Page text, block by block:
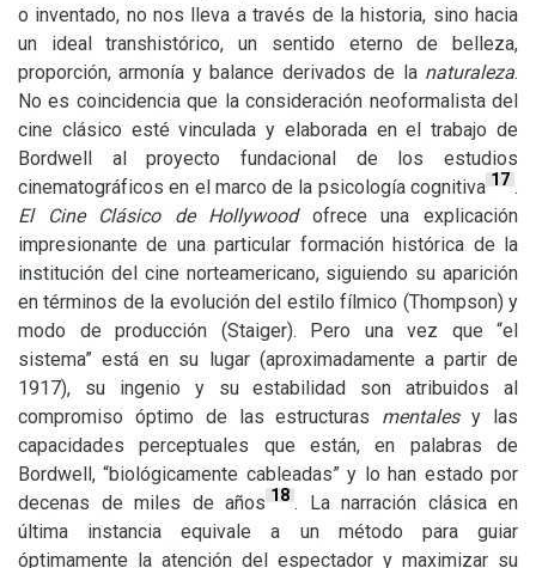
o inventado, no nos lleva a través de la historia, sino hacia
un ideal transhistórico, un sentido eterno de belleza,
proporción, armonía y balance derivados de la naturaleza.
No es coincidencia que la consideración neoformalista del
cine clásico esté vinculada y elaborada en el trabajo de
Bordwell al proyecto fundacional de los estudios
cinematográficos en el marco de la psicología cognitiva 17 .
El Cine Clásico de Hollywoodofrece una explicación
impresionante de una particular formación histórica de la
institución del cine norteamericano, siguiendo su aparición
en términos de la evolución del estilo fílmico (Thompson) y
modo de producción (Staiger). Pero una vez que “el
sistema” está en su lugar (aproximadamente a partir de
1917), su ingenio y su estabilidad son atribuidos al
compromiso óptimo de las estructuras mentalesy las
capacidades perceptuales que están, en palabras de
Bordwell, “biológicamente cableadas” y lo han estado por
decenas de miles de años 18 . La narración clásica en
última instancia equivale a un método para guiar
óptimamente la atención del espectador y maximizar su